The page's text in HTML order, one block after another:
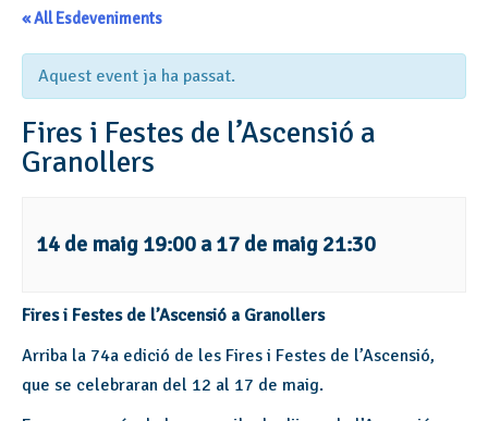
« All Esdeveniments
Aquest event ja ha passat.
Fires i Festes de l’Ascensió a
Granollers
14 de maig 19:00 a17 de maig 21:30
Fires i Festes de l’Ascensió a Granollers
Arriba la 74a edició de les Fires i Festes de l’Ascensió,
que se celebraran del 12 al 17 de maig.